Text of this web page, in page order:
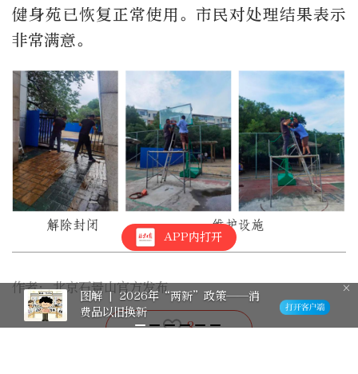
健身苑已恢复正常使用。市民对处理结果表示
非常满意。
作者：北京石景山官方发布
3
APP内打开
图解 | 2026年“两新”政策——消
费品以旧换新